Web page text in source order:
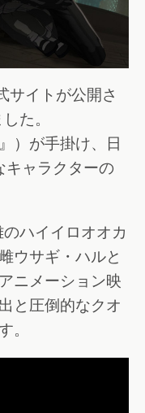
サイトが公開さ
た。
）が手掛け、日
キャラクターの
ハイイロオオカ
ウサギ・ハルと
ニメーション映
と圧倒的なクオ
。